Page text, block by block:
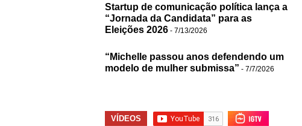
Startup de comunicação política lança a
“Jornada da Candidata” para as
Eleições 2026 - 7/13/2026
“Michelle passou anos defendendo um
modelo de mulher submissa” - 7/7/2026
VÍDEOS